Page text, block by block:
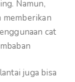
Namun,
memberikan
cat
juga bisa